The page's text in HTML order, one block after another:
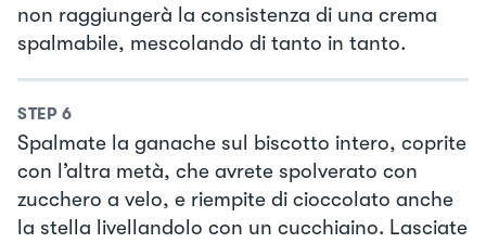
non raggiungerà la consistenza di una crema
spalmabile, mescolando di tanto in tanto.
STEP 6
Spalmate la ganache sul biscotto intero, coprite
con l’altra metà, che avrete spolverato con
zucchero a velo, e riempite di cioccolato anche
la stella livellandolo con un cucchiaino. Lasciate